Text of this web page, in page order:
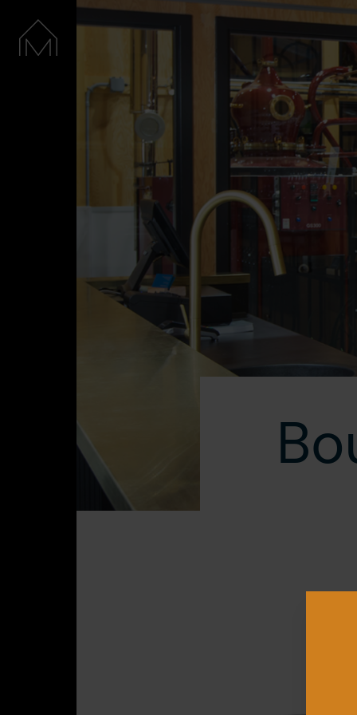
Accueil
Nos spiritueux
La Distillerie
Boutique
Cocktails
Nous joindre